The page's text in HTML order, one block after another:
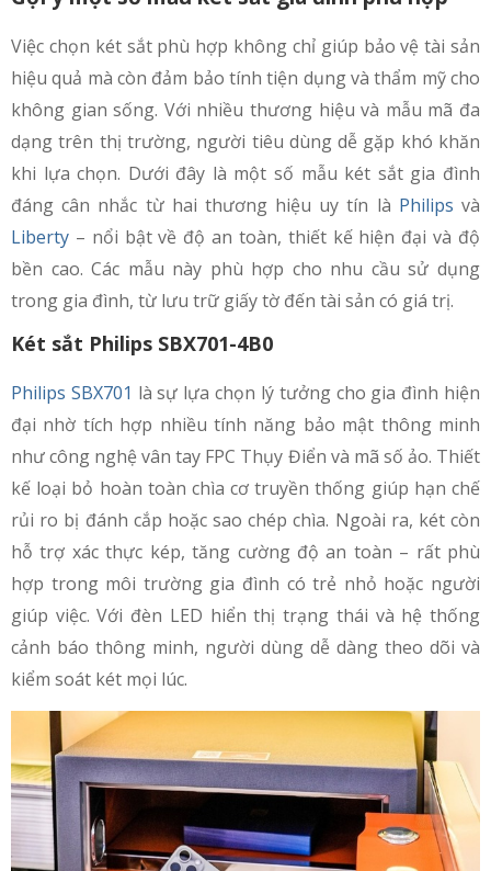
Việc chọn két sắt phù hợp không chỉ giúp bảo vệ tài sản
hiệu quả mà còn đảm bảo tính tiện dụng và thẩm mỹ cho
không gian sống. Với nhiều thương hiệu và mẫu mã đa
dạng trên thị trường, người tiêu dùng dễ gặp khó khăn
khi lựa chọn. Dưới đây là một số mẫu két sắt gia đình
đáng cân nhắc từ hai thương hiệu uy tín là Philips và
Liberty – nổi bật về độ an toàn, thiết kế hiện đại và độ
bền cao. Các mẫu này phù hợp cho nhu cầu sử dụng
trong gia đình, từ lưu trữ giấy tờ đến tài sản có giá trị.
Két sắt Philips SBX701-4B0
Philips SBX701 là sự lựa chọn lý tưởng cho gia đình hiện
đại nhờ tích hợp nhiều tính năng bảo mật thông minh
như công nghệ vân tay FPC Thụy Điển và mã số ảo. Thiết
kế loại bỏ hoàn toàn chìa cơ truyền thống giúp hạn chế
rủi ro bị đánh cắp hoặc sao chép chìa. Ngoài ra, két còn
hỗ trợ xác thực kép, tăng cường độ an toàn – rất phù
hợp trong môi trường gia đình có trẻ nhỏ hoặc người
giúp việc. Với đèn LED hiển thị trạng thái và hệ thống
cảnh báo thông minh, người dùng dễ dàng theo dõi và
kiểm soát két mọi lúc.